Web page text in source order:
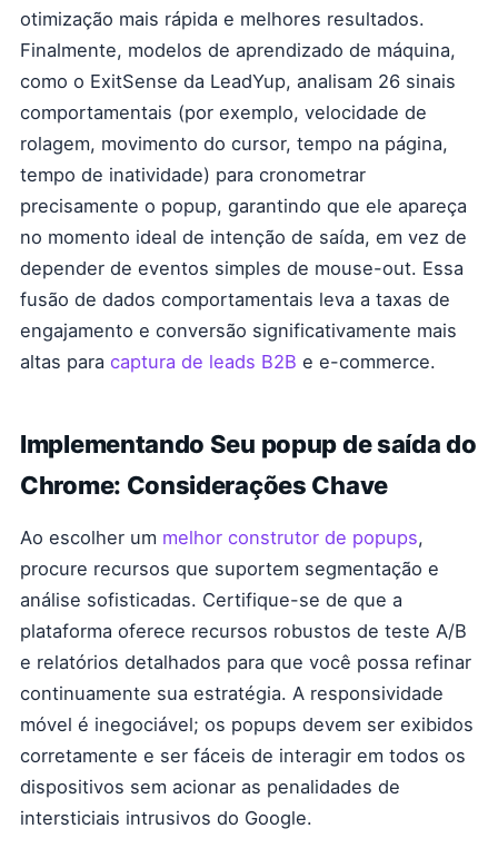
otimização mais rápida e melhores resultados.
Finalmente, modelos de aprendizado de máquina,
como o ExitSense da LeadYup, analisam 26 sinais
comportamentais (por exemplo, velocidade de
rolagem, movimento do cursor, tempo na página,
tempo de inatividade) para cronometrar
precisamente o popup, garantindo que ele apareça
no momento ideal de intenção de saída, em vez de
depender de eventos simples de mouse-out. Essa
fusão de dados comportamentais leva a taxas de
engajamento e conversão significativamente mais
altas para captura de leads B2B e e-commerce.
Implementando Seu popup de saída do
Chrome: Considerações Chave
Ao escolher um melhor construtor de popups,
procure recursos que suportem segmentação e
análise sofisticadas. Certifique-se de que a
plataforma oferece recursos robustos de teste A/B
e relatórios detalhados para que você possa refinar
continuamente sua estratégia. A responsividade
móvel é inegociável; os popups devem ser exibidos
corretamente e ser fáceis de interagir em todos os
dispositivos sem acionar as penalidades de
intersticiais intrusivos do Google.